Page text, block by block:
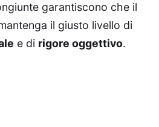
garantiscono che il
il giusto livello di
e di rigore oggettivo.